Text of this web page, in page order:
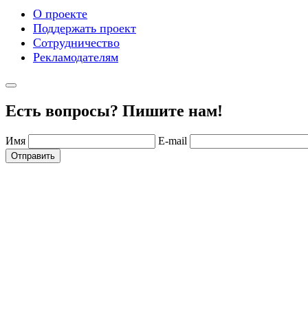
О проекте
Поддержать проект
Сотрудничество
Рекламодателям
Есть вопросы? Пишите нам!
Имя E-mail